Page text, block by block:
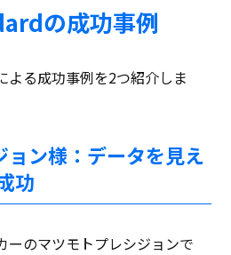
の成功事例
よる成功事例を2つ紹介しま
ョン様：データを見え
功
ーのマツモトプレシジョンで